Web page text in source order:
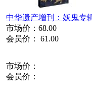
中华遗产增刊：妖鬼专
市场价： 68.00
会员价： 61.00
市场价：
会员价：